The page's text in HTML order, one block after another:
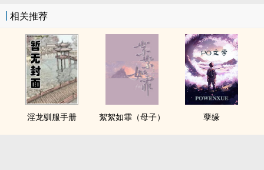
相关推荐
淫龙驯服手册 絮絮如霏（母子） 孽缘